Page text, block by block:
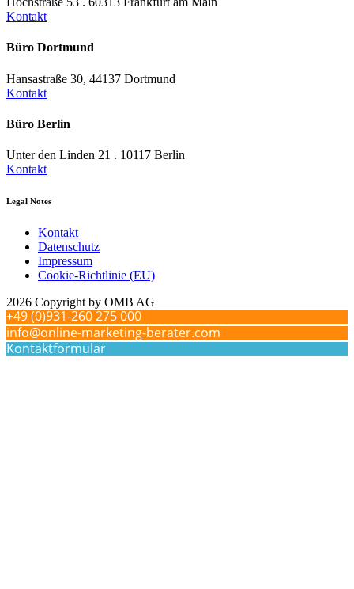
Kontakt
Büro Dortmund
Hansastraße 30, 44137 Dortmund
Kontakt
Büro Berlin
Unter den Linden 21 . 10117 Berlin
Kontakt
Legal Notes
Kontakt
Datenschutz
Impressum
Cookie-Richtlinie (EU)
2026 Copyright by OMB AG
+49 (0)931-260 275 000
info@online-marketing-berater.com
Kontaktformular